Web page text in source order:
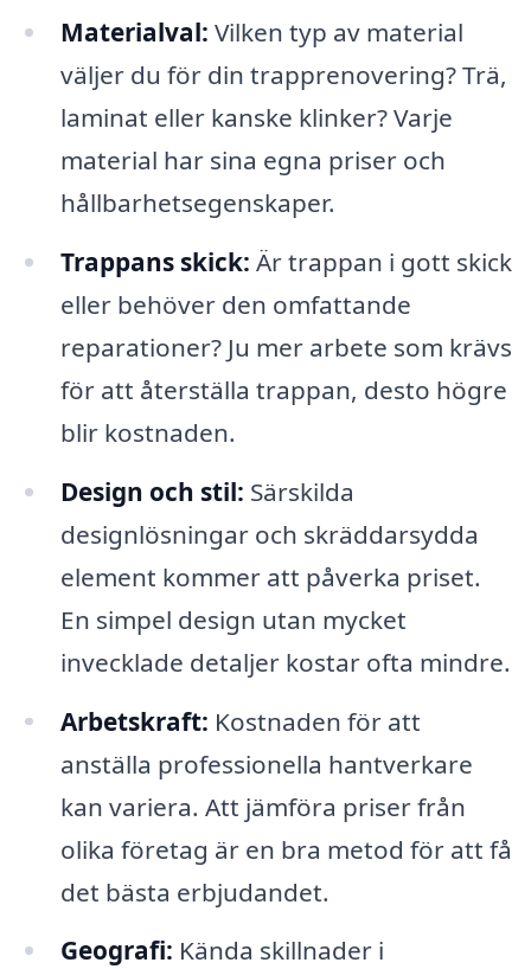
Materialval: Vilken typ av material
väljer du för din trapprenovering? Trä,
laminat eller kanske klinker? Varje
material har sina egna priser och
hållbarhetsegenskaper.
Trappans skick: Är trappan i gott skick
eller behöver den omfattande
reparationer? Ju mer arbete som krävs
för att återställa trappan, desto högre
blir kostnaden.
Design och stil: Särskilda
designlösningar och skräddarsydda
element kommer att påverka priset.
En simpel design utan mycket
invecklade detaljer kostar ofta mindre.
Arbetskraft: Kostnaden för att
anställa professionella hantverkare
kan variera. Att jämföra priser från
olika företag är en bra metod för att få
det bästa erbjudandet.
Geografi: Kända skillnader i